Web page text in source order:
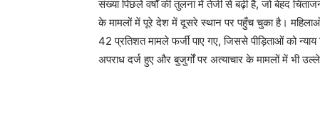
संख्या पिछले वर्षों की तुलना में तेजी से बढ़ी है, जो बेहद
के मामलों में पूरे देश में दूसरे स्थान पर पहुँच चुका है।
42 प्रतिशत मामले फर्जी पाए गए, जिससे पीड़िताओं को
अपराध दर्ज हुए और बुजुर्गों पर अत्याचार के मामलों में भी